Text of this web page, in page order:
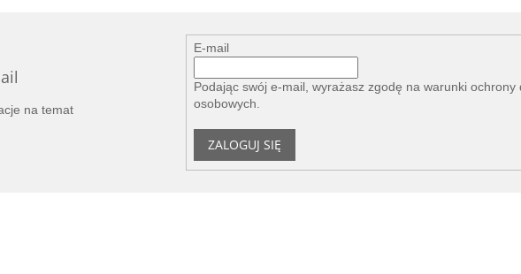
na temat
E-mail
Podając swój e-mail, wyrażasz zgodę nawarunki ochrony
osobowych
ZALOGUJ SIĘ